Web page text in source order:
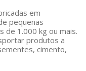
em
pequenas
de 1.000 kg ou mais.
produtos a
cimento,